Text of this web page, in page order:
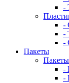
-
-
-
-
Пакеты
-
-